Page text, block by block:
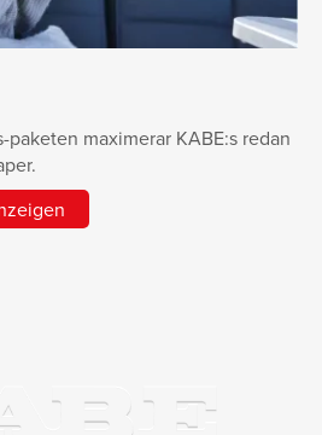
maximerar KABE:s redan